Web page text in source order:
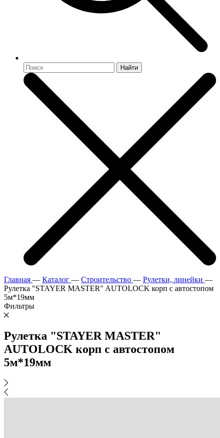
Найти
Главная — Каталог — Строительство — Рулетки, линейки —
Рулетка "STAYER MASTER" AUTOLOCK корп с автостопом
5м*19мм
Фильтры
Рулетка "STAYER MASTER"
AUTOLOCK корп с автостопом
5м*19мм